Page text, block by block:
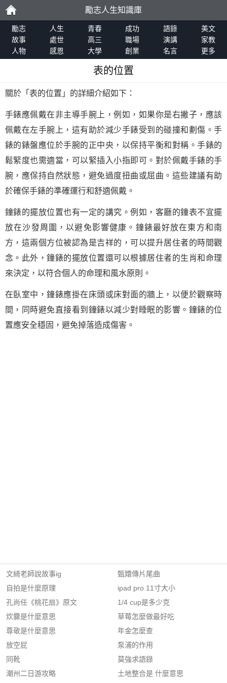
勵
志
勵志人生知識庫
勵志 人生 青春 成功 語錄
美文
故事
處世 高三 職場 演講
家教
人物
感恩 大學 創業 名言 更多
表的位置
關於「表的位置」的詳細介紹如下：
手錶應佩戴在非主導手腕上，例如，如果你是右撇子，應該
佩戴在左手腕上，這有助於減少手錶受到的碰撞和劃傷。手
錶的錶盤應位於手腕的正中央，以保持平衡和對稱。手錶的
鬆緊度也需適當，可以緊插入小指即可。對於佩戴手錶的手
腕，應保持自然狀態，避免過度扭曲或屈曲。這些建議有助
於確保手錶的準確運行和舒適佩戴。
鐘錶的擺放位置也有一定的講究。例如，客廳的鐘表不宜擺
放在沙發周圍，以避免影響健康。鐘錶最好放在東方和南
方，這兩個方位被認為是吉祥的，可以提升居住者的時間觀
念。此外，鐘錶的擺放位置還可以根據居住者的生肖和命理
來決定，以符合個人的命理和風水原則。
在臥室中，鐘錶應掛在床頭或床對面的牆上，以便於觀察時
間，同時避免直接看到鐘錶以減少對睡眠的影響。鐘錶的位
置應安全穩固，避免掉落造成傷害。
文綺老師說故事ig
自拍是什麼原理
孔尚任《桃花扇》原文
炊爨是什麼意思
尊敬是什麼意思
放空屁
同靴
潮州二日游攻略
甄嬛傳片尾曲
ipad pro 11寸大小
1/4 cup是多少克
草莓怎麼做最好吃
年金怎麼查
泵浦的作用
莫強求語錄
土地整合是 什麼意思